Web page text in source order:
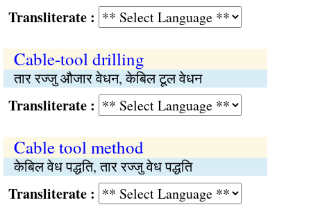
:
Cable-tool drilling
तार रज्जु औजार वेधन, केबिल टूल वेधन
:
Cable tool method
केबिल वेध पद्धति, तार रज्जु वेध पद्धति
: